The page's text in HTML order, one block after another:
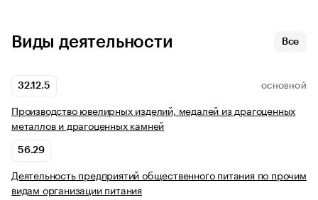
Виды деятельности Все
32.12.5 ОСНОВНОЙ
Производство ювелирных изделий, медалей из драгоценных
металлов и драгоценных камней
56.29
Деятельность предприятий общественного питания по прочим
видам организации питания